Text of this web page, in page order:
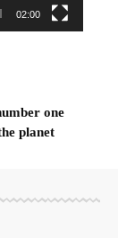
02:00
one
planet